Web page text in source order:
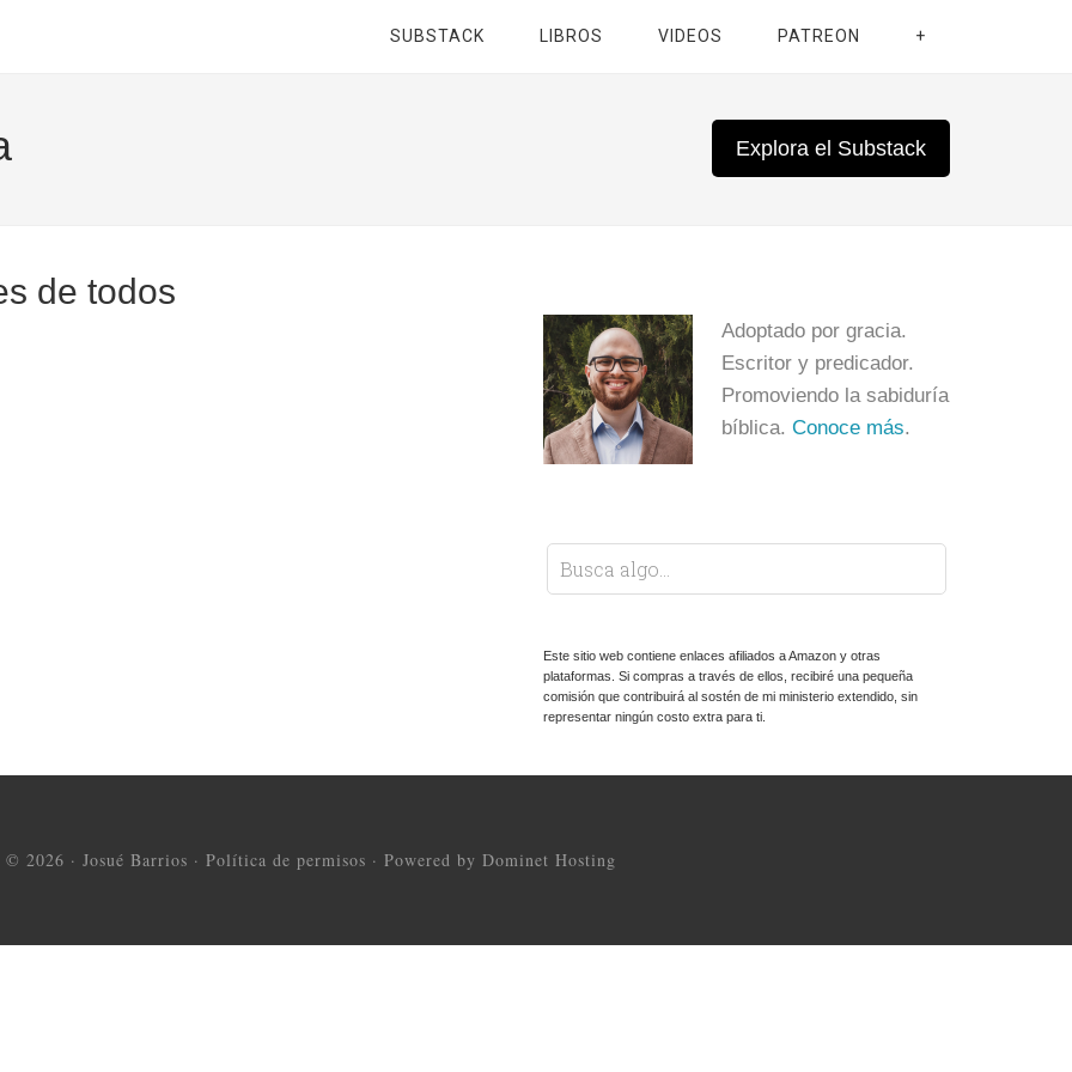
SUBSTACK LIBROS VIDEOS PATREON +
Explora el Substack
de todos
Adoptado por gracia.
Escritor y predicador.
Promoviendo la sabiduría
bíblica. Conoce más.
Este sitio web contiene enlaces afiliados a Amazon y otras
plataformas. Si compras a través de ellos, recibiré una pequeña
comisión que contribuirá al sostén de mi ministerio extendido, sin
representar ningún costo extra para ti.
2026 · Josué Barrios · Política de permisos · Powered by Dominet Hosting